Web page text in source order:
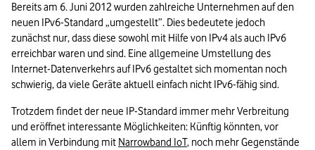
Bereits am 6. Juni 2012 wurden zahlreiche Unternehmen auf den
neuen IPv6-Standard „umgestellt”. Dies bedeutete jedoch
zunächst nur, dass diese sowohl mit Hilfe von IPv4 als auch IPv6
erreichbar waren und sind. Eine allgemeine Umstellung des
Internet-Datenverkehrs auf IPv6 gestaltet sich momentan noch
schwierig, da viele Geräte aktuell einfach nicht IPv6-fähig sind.
Trotzdem findet der neue IP-Standard immer mehr Verbreitung
und eröffnet interessante Möglichkeiten: Künftig könnten, vor
allem in Verbindung mit Narrowband IoT, noch mehr Gegenstände